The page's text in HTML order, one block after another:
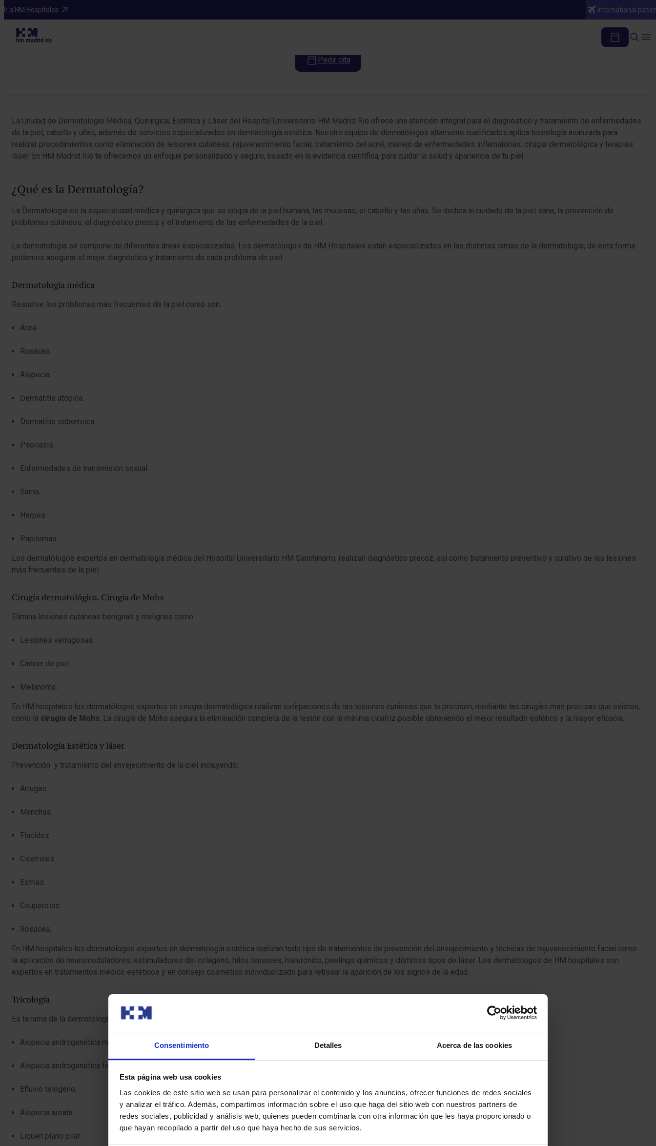
Consentimiento Detalles Acerca de las cookies
Esta página web usa cookies
Las cookies de este sitio web se usan para personalizar el contenido y los anuncios, ofrecer funciones de redes sociales
y analizar el tráfico. Además, compartimos información sobre el uso que haga del sitio web con nuestros partners de
redes sociales, publicidad y análisis web, quienes pueden combinarla con otra información que les haya proporcionado o
que hayan recopilado a partir del uso que haya hecho de sus servicios.
Ir a HM Hospitales International
Especialidades
Dermatología
Pedir cita
La Unidad de Dermatología Médica, Quirúrgica, Estética y Láser del Hospital Universitario HM Madrid Río ofrece una atención integral para el diagnóstico y tratamiento de enfermedades
de la piel, cabello y uñas, además de servicios especializados en dermatología estética. Nuestro equipo de dermatólogos altamente cualificados aplica tecnología avanzada para
realizar procedimientos como eliminación de lesiones cutáneas, rejuvenecimiento facial, tratamiento del acné, manejo de enfermedades inflamatorias, cirugía dermatológica y terapias
láser. En HM Madrid Río te ofrecemos un enfoque personalizado y seguro, basado en la evidencia científica, para cuidar la salud y apariencia de tu piel.
¿Qué es la Dermatología?
La Dermatología es la especialidad médica y quirúrgica que se ocupa de la piel humana, las mucosas, el cabello y las uñas. Se dedica al cuidado de la piel sana, la prevención de
problemas cutáneos, el diagnóstico precoz y el tratamiento de las enfermedades de la piel.
La dermatología se compone de diferentes áreas especializadas. Los dermatólogos de HM Hospitales están especializados en las distintas ramas de la dermatología, de esta forma
podemos asegurar el mejor diagnóstico y tratamiento de cada problema de piel.
Dermatología médica
Resuelve los problemas más frecuentes de la piel como son:
Acné.
Rosácea.
Alopecia.
Dermatitis atópica.
Dermatitis seborreica.
Psoriasis.
Enfermedades de transmisión sexual.
Sarna.
Herpes.
Papilomas.
Los dermatólogos expertos en dermatología médica del Hospital Universitario HM Sanchinarro, realizan diagnóstico precoz, así como tratamiento preventivo y curativo de las lesiones
más frecuentes de la piel.
Cirugía dermatológica. Cirugía de Mohs
Elimina lesiones cutáneas benignas y malignas como:
Lesiones verrugosas.
Cáncer de piel.
Melanoma.
En HM hospitales los dermatólogos expertos en cirugía dermatológica realizan extirpaciones de las lesiones cutáneas que lo precisen, mediante las cirugías más precisas que existen,
como la cirugía de Mohs. La cirugía de Mohs asegura la eliminación completa de la lesión con la mínima cicatriz posible obteniendo el mejor resultado estético y la mayor eficacia.
Dermatología Estética y láser
Prevención y tratamiento del envejecimiento de la piel incluyendo:
Arrugas.
Manchas.
Flacidez.
Cicatrices.
Estrías.
Couperosis.
Rosácea.
En HM hospitales los dermatólogos expertos en dermatología estética realizan todo tipo de tratamientos de prevención del envejecimiento y técnicas de rejuvenecimiento facial como
la aplicación de neuromoduladores, estimuladores del colágeno, hilos tensores, hialurónico, peelings químicos y distintos tipos de láser. Los dermatólogos de HM hospitales son
expertos en tratamientos médico estéticos y en consejo cosmético individualizado para retrasar la aparición de los signos de la edad.
Tricología
Es la rama de la dermatología que trata y previene los problemas de caída de cabello siendo los más frecuentes:
Alopecia androgenética masculina.
Alopecia androgenética femenina.
Efluvio telógeno.
Alopecia areata.
Liquen plano pilar.